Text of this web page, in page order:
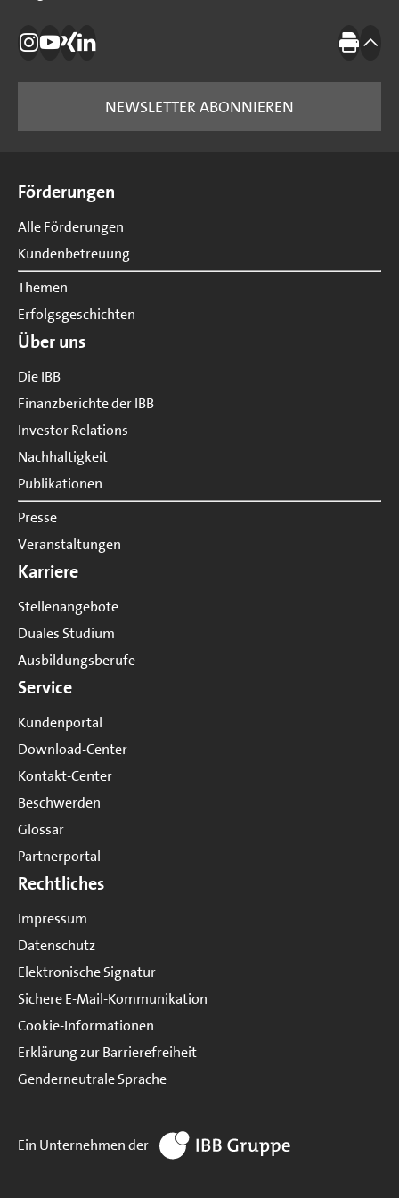
Die IBB auf Instagram
Die IBB auf YouTube
Die IBB auf Xing
Die IBB auf LinkedIn Drucken
NEWSLETTER ABONNIEREN
Förderungen
Alle Förderungen
Kundenbetreuung
Themen
Erfolgsgeschichten
Über uns
Die IBB
Finanzberichte der IBB
Investor Relations
Nachhaltigkeit
Publikationen
Presse
Veranstaltungen
Karriere
Stellenangebote
Duales Studium
Ausbildungsberufe
Service
Kundenportal
Download-Center
Kontakt-Center
Beschwerden
Glossar
Partnerportal
Rechtliches
Impressum
Datenschutz
Elektronische Signatur
Sichere E-Mail-Kommunikation
Cookie-Informationen
Erklärung zur Barrierefreiheit
Genderneutrale Sprache
zur Website IBB Gruppe
Ein Unternehmen der